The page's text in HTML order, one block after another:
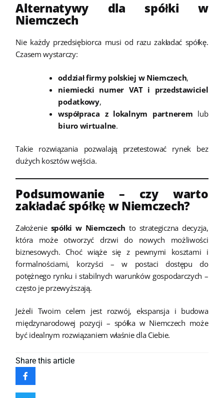
Alternatywy dla spółki w
Niemczech
Nie każdy przedsiębiorca musi od razu zakładać spółkę.
Czasem wystarczy:
oddział firmy polskiej w Niemczech,
niemiecki numer VAT i przedstawiciel
podatkowy,
współpraca z lokalnym partnerem lub
biuro wirtualne.
Takie rozwiązania pozwalają przetestować rynek bez
dużych kosztów wejścia.
Podsumowanie – czy warto
zakładać spółkę w Niemczech?
Założenie spółki w Niemczech to strategiczna decyzja,
która może otworzyć drzwi do nowych możliwości
biznesowych. Choć wiąże się z pewnymi kosztami i
formalnościami, korzyści – w postaci dostępu do
potężnego rynku i stabilnych warunków gospodarczych –
często je przewyższają.
Jeżeli Twoim celem jest rozwój, ekspansja i budowa
międzynarodowej pozycji – spółka w Niemczech może
być idealnym rozwiązaniem właśnie dla Ciebie.
Sharethis article